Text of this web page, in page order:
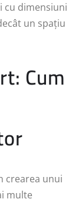
cu dimensiuni
un spațiu
Cum
crearea unui
multe